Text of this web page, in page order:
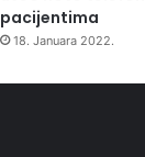
pacijentima
18. Januara 2022.